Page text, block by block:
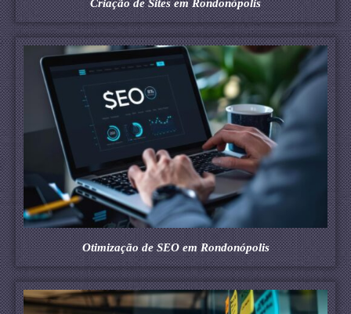
Criação de Sites em Rondonópolis
Otimização de SEO em Rondonópolis